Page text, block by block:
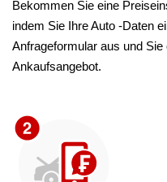
Bekommen Sie eine
indem Sie Ihre Auto -Daten
Anfrageformular aus und
Ankaufsangebot.